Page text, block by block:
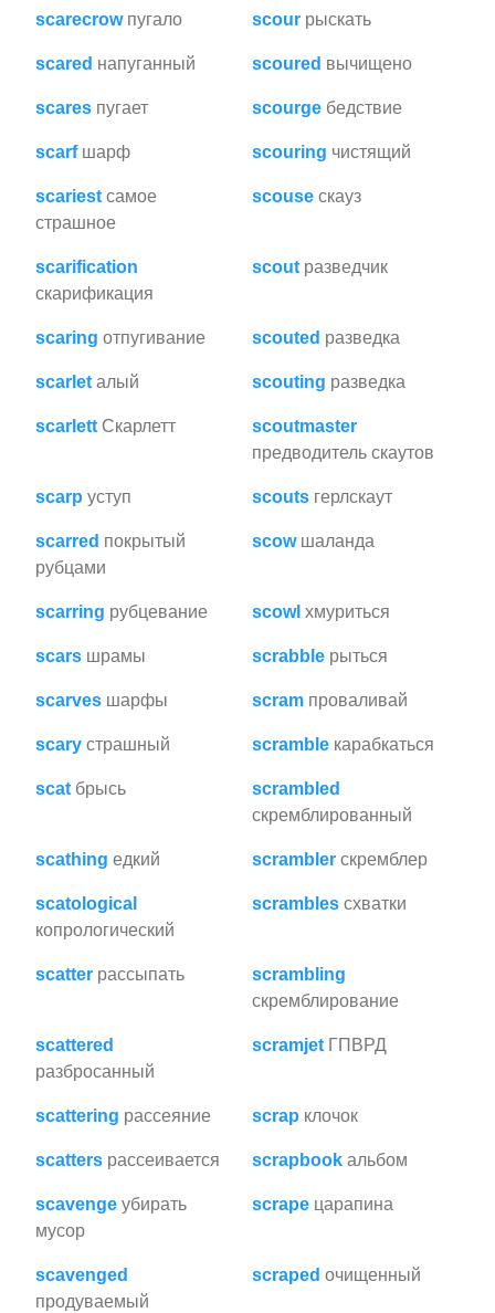
scarecrow пугало scour рыскать
scared напуганный scoured вычищено
scares пугает scourge бедствие
scarf шарф scouring чистящий
scariest самое
страшное
scouse скауз
scarification
скарификация
scout разведчик
scaring отпугивание scouted разведка
scarlet алый scouting разведка
scarlett Скарлетт
scoutmaster
предводитель скаутов
scarp уступ scouts герлскаут
scarred покрытый
рубцами
scow шаланда
scarring рубцевание scowl хмуриться
scars шрамы scrabble рыться
scarves шарфы scram проваливай
scary страшный scramble карабкаться
scat брысь
scrambled
скремблированный
scathing едкий scrambler скремблер
scatological
копрологический
scrambles схватки
scatter рассыпать
scrambling
скремблирование
scattered
разбросанный
scramjet ГПВРД
scattering рассеяние scrap клочок
scatters рассеивается scrapbook альбом
scavenge убирать
мусор
scrape царапина
scavenged
продуваемый
scraped очищенный